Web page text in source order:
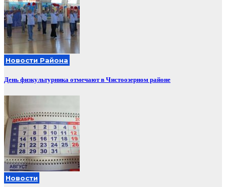
Новости Района
День физкультурника отмечают в Чистоозерном районе
Новости